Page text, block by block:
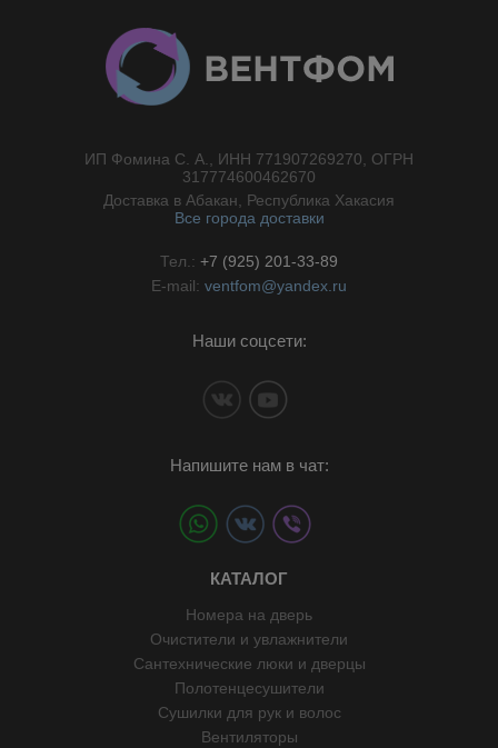
ИП Фомина С. А., ИНН 771907269270, ОГРН
317774600462670
Доставка в Абакан, Республика Хакасия
Все города доставки
Тел.: +7 (925) 201-33-89
E-mail: ventfom@yandex.ru
Наши соцсети:
Напишите нам в чат:
КАТАЛОГ
Номера на дверь
Очистители и увлажнители
Сантехнические люки и дверцы
Полотенцесушители
Сушилки для рук и волос
Вентиляторы